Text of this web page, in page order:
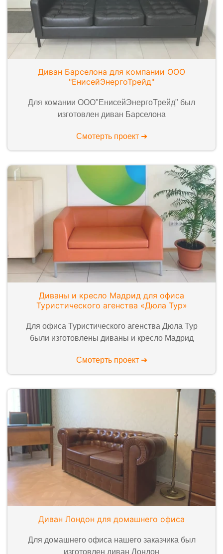
Диван Барселона для компании ООО
"ЕнисейЭнергоТрейд"
Для комании ООО"ЕнисейЭнергоТрейд" был
изготовлен диван Барселона
Смотерть проект ➜
Диваны и кресло Мадрид для офиса
Туристического агенства «Дюла Тур»
Для офиса Туристического агенства Дюла Тур
были изготовлены диваны и кресло Мадрид
Смотерть проект ➜
Диван Лондон для домашнего офиса
Для домашнего офиса нашего заказчика был
изготовлен диван Лондон